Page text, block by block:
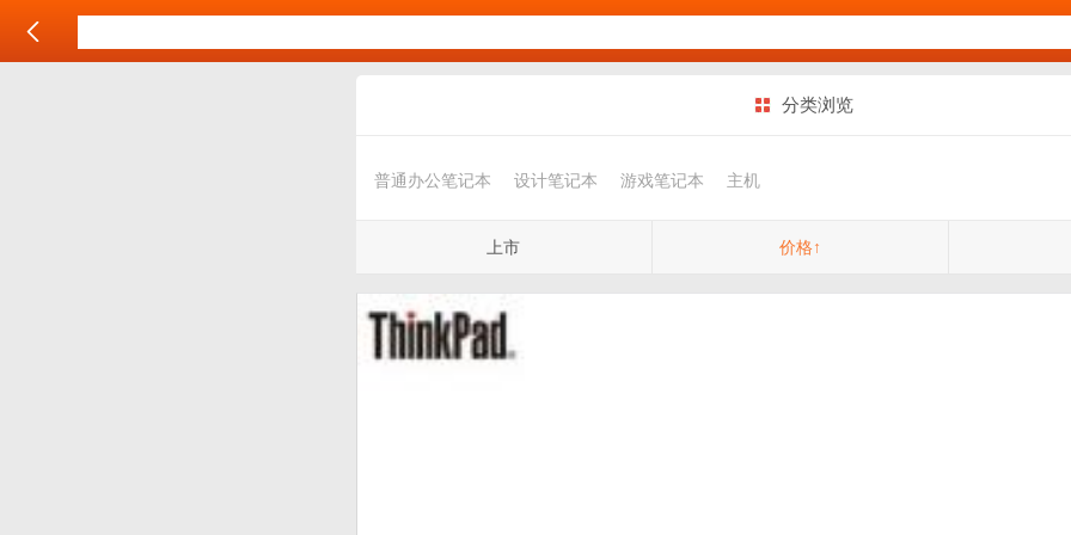
分类浏览
普通办公笔记本 设计笔记本 游戏笔记本 主机
上市 价格↑